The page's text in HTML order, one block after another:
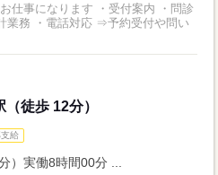
す ・受付案内 ・問診
業務 ・電話対応 ⇒予約受付や問い
徒歩 12分）
給
）実働8時間00分 ...